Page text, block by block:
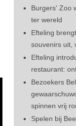
Burgers' Zoo
ter wereld
Efteling
souvenirs uit,
Efteling
restaurant:
Bezoekers
spinnen vrij
Spelen bij